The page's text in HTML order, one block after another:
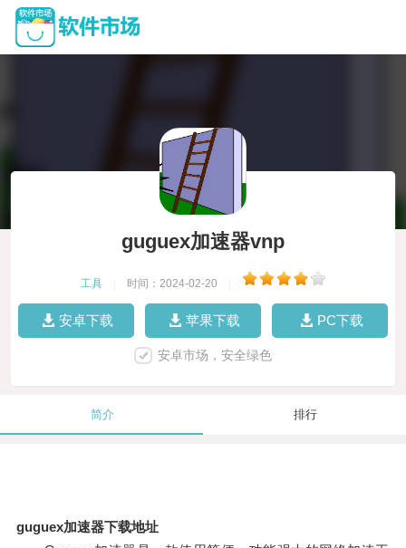
guguex加速器vnp
工具 时间：2024-02-20
安卓下载 苹果下载 PC下载
安卓市场，安全绿色
简介 排行
guguex加速器下载地址